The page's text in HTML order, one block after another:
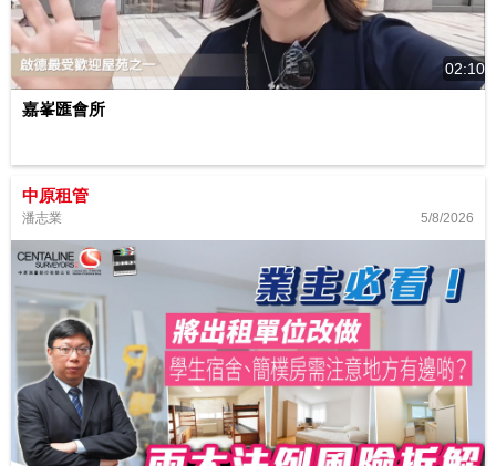
02:10
嘉峯匯會所
中原租管
潘志業 5/8/2026